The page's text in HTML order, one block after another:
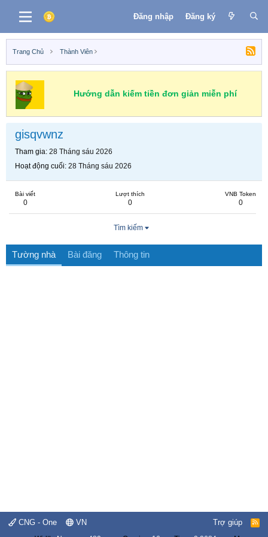
Đăng nhập Đăng ký
Trang Chủ Thành Viên
Hướng dẫn kiếm tiền đơn giản miễn phí
gisqvwnz
Tham gia 28 Tháng sáu 2026
Hoạt động cuối 28 Tháng sáu 2026
Bài viết
0
Lượt thích
0
VNB Token
0
Tìm kiếm
Tường nhà Bài đăng Thông tin
CNG - One VN Trợ giúp
R